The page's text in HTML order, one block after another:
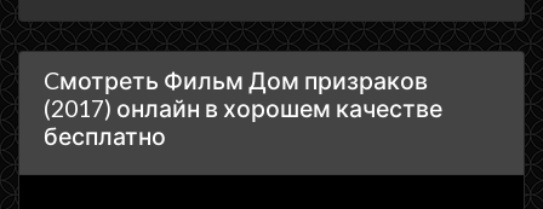
Cмотреть Фильм Дом призраков
(2017) онлайн в хорошем качестве
бесплатно